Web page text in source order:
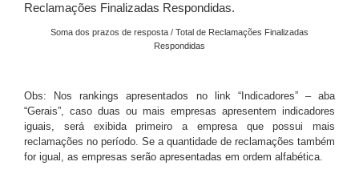
Reclamações Finalizadas Respondidas.
Soma dos prazos de resposta / Total de Reclamações Finalizadas
Respondidas
Obs: Nos rankings apresentados no link “Indicadores” – aba
“Gerais”, caso duas ou mais empresas apresentem indicadores
iguais, será exibida primeiro a empresa que possui mais
reclamações no período. Se a quantidade de reclamações também
for igual, as empresas serão apresentadas em ordem alfabética.